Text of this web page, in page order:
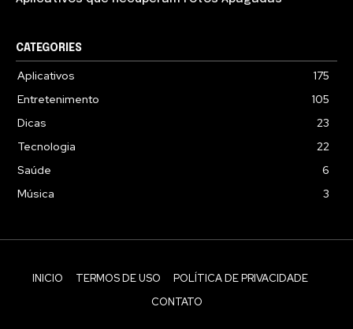
CATEGORIES
Aplicativos
175
Entretenimento
105
Dicas
23
Tecnologia
22
Saúde
6
Música
3
INICIO TERMOS DE USO
POLÍTICA DE PRIVACIDADE
CONTATO